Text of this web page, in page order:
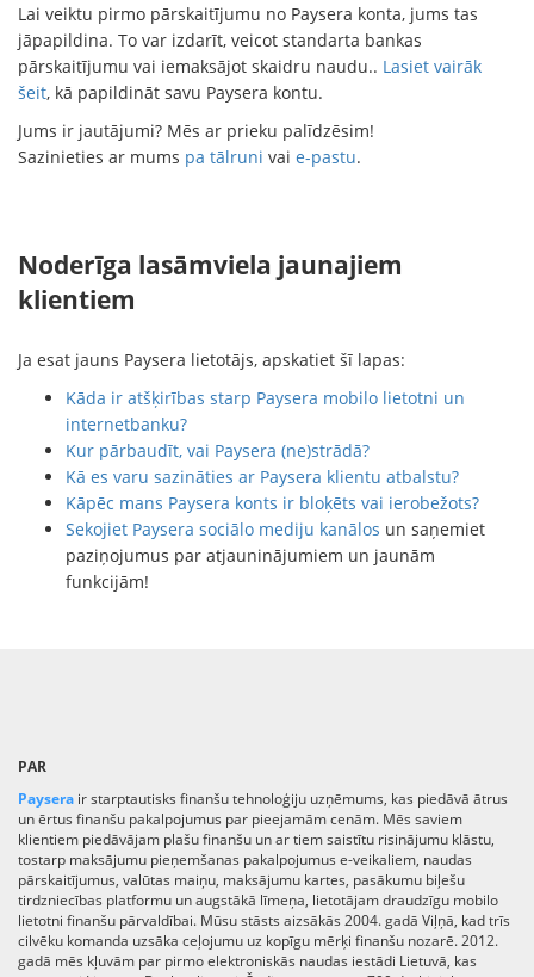
Lai veiktu pirmo pārskaitījumu no Paysera konta, jums tas
jāpapildina. To var izdarīt, veicot standarta bankas
pārskaitījumu vai iemaksājot skaidru naudu.. Lasiet vairāk
šeit, kā papildināt savu Paysera kontu.
Jums ir jautājumi? Mēs ar prieku palīdzēsim!
Sazinieties ar mums pa tālruni vai e-pastu.
Noderīga lasāmviela jaunajiem
klientiem
Ja esat jauns Paysera lietotājs, apskatiet šī lapas:
Kāda ir atšķirības starp Paysera mobilo lietotni un
internetbanku?
Kur pārbaudīt, vai Paysera (ne)strādā?
Kā es varu sazināties ar Paysera klientu atbalstu?
Kāpēc mans Paysera konts ir bloķēts vai ierobežots?
Sekojiet Paysera sociālo mediju kanālos un saņemiet
paziņojumus par atjauninājumiem un jaunām
funkcijām!
PAR
Paysera ir starptautisks finanšu tehnoloģiju uzņēmums, kas piedāvā ātrus
un ērtus finanšu pakalpojumus par pieejamām cenām. Mēs saviem
klientiem piedāvājam plašu finanšu un ar tiem saistītu risinājumu klāstu,
tostarp maksājumu pieņemšanas pakalpojumus e-veikaliem, naudas
pārskaitījumus, valūtas maiņu, maksājumu kartes, pasākumu biļešu
tirdzniecības platformu un augstākā līmeņa, lietotājam draudzīgu mobilo
lietotni finanšu pārvaldībai. Mūsu stāsts aizsākās 2004. gadā Viļņā, kad trīs
cilvēku komanda uzsāka ceļojumu uz kopīgu mērķi finanšu nozarē. 2012.
gadā mēs kļuvām par pirmo elektroniskās naudas iestādi Lietuvā, kas